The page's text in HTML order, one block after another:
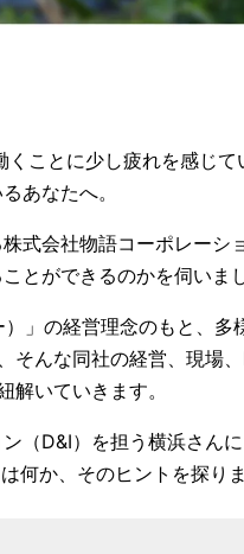
ことに少し疲れを感じ
あなたへ。
式会社物語コーポレーシ
とができるのかを伺いまし
」の経営理念のもと、多
そんな同社の経営、現場
いていきます。
（D&I）を担う横浜さん
か、そのヒントを探りま